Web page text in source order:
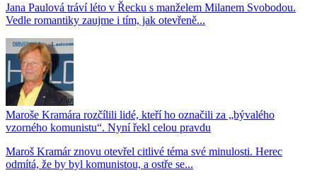
Jana Paulová tráví léto v Řecku s manželem Milanem Svobodou.
Vedle romantiky zaujme i tím, jak otevřeně...
Maroše Kramára rozčílili lidé, kteří ho označili za „bývalého
vzorného komunistu“. Nyní řekl celou pravdu
Maroš Kramár znovu otevřel citlivé téma své minulosti. Herec
odmítá, že by byl komunistou, a ostře se...